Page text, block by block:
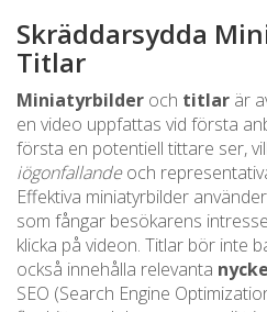
Skräddarsydda
Titlar
Miniatyrbilder och titlar är
en video uppfattas vid första
första en potentiell tittare ser,
iögonfallandeoch
Effektiva miniatyrbilder
som fångar besökarens
klicka på videon. Titlar bör inte
också innehålla relevanta
SEO (Search Engine